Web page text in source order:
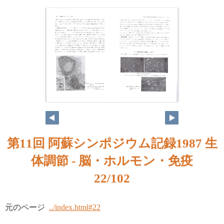
第11回 阿蘇シンポジウム記録1987 生
体調節 - 脳・ホルモン・免疫
22/102
元のページ ../index.html#22